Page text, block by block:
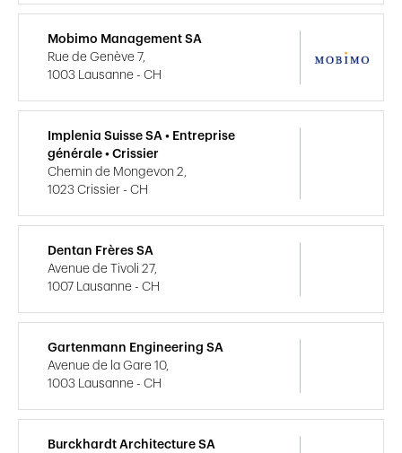
Mobimo Management SA
Rue de Genève 7,
1003 Lausanne - CH
Implenia Suisse SA • Entreprise
générale • Crissier
Chemin de Mongevon 2,
1023 Crissier - CH
Dentan Frères SA
Avenue de Tivoli 27,
1007 Lausanne - CH
Gartenmann Engineering SA
Avenue de la Gare 10,
1003 Lausanne - CH
Burckhardt Architecture SA